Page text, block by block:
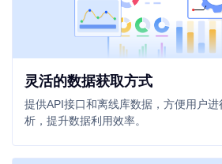
灵活的数据获取方式
提供API接口和离线库数据，方便用户
析，提升数据利用效率。